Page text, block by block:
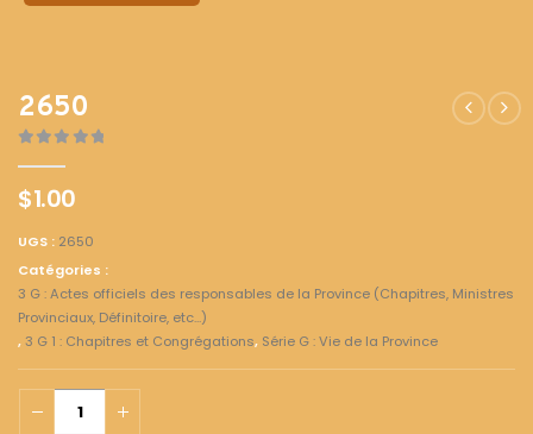
2650
$1.00
UGS : 2650
Catégories :
3 G : Actes officiels des responsables de la Province (Chapitres, Ministres
Provinciaux, Définitoire, etc...)
, 3 G 1 : Chapitres et Congrégations, Série G : Vie de la Province